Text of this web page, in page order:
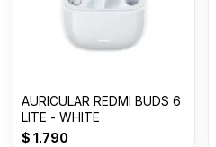
AURICULAR REDMI BUDS 6
LITE - WHITE
$ 1.790